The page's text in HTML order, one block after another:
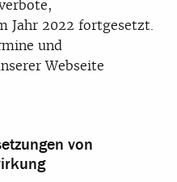
Jahr 2022 fortgesetzt.
und
Webseite
von